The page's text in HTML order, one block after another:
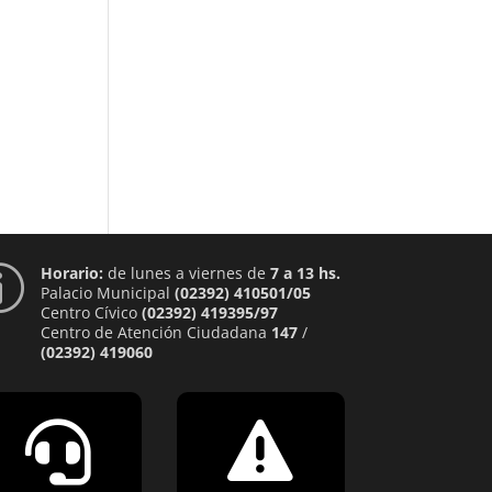
Horario: de lunes a viernes de 7 a 13 hs.
Palacio Municipal (02392) 410501/05
Centro Cívico (02392) 419395/97
Centro de Atención Ciudadana 147/
(02392) 419060
 